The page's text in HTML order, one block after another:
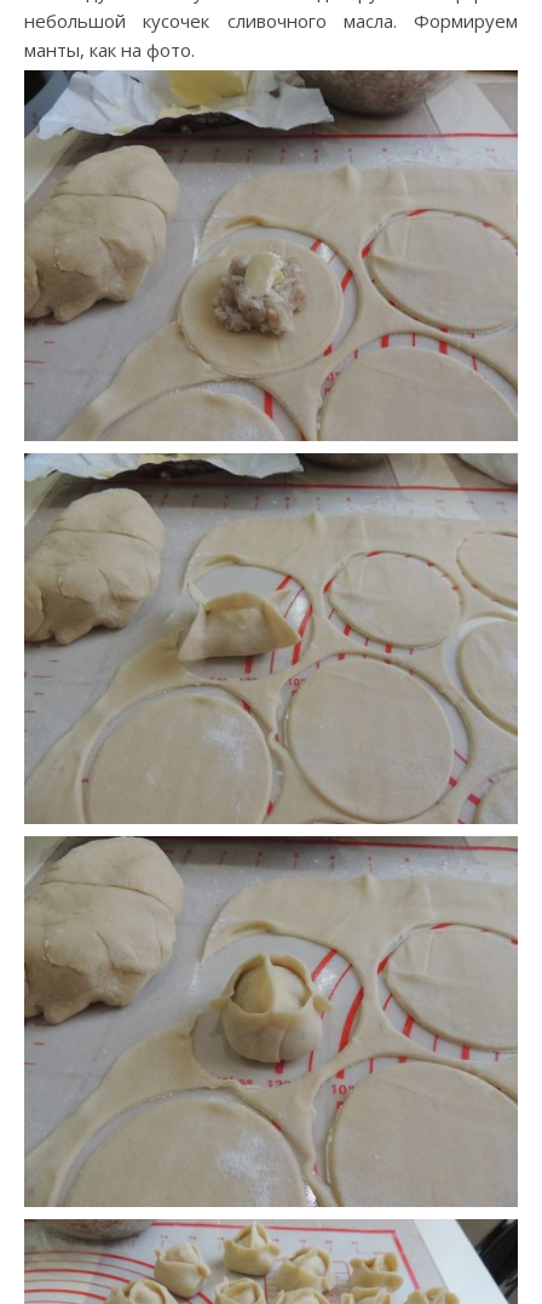
небольшой кусочек сливочного масла. Формируем
манты, как на фото.